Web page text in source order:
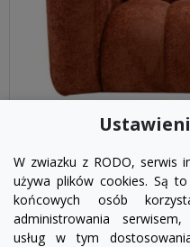
W zwiazku z RODO, serwis
używa plików cookies. Są
końcowych osób
administrowania
usług w tym